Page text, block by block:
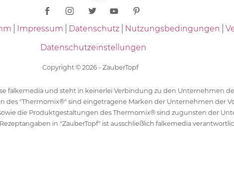
Impressum Datenschutz Nutzungsbedingungen
Datenschutzeinstellungen
Copyright © 2026 - ZauberTopf
falkemedia und steht in keinerlei Verbindung zu den Unternehmen
"Thermomix®" sind eingetragene Marken der Unternehmen der
die Produktgestaltungen des Thermomix® sind zugunsten der
in "ZauberTopf" ist ausschließlich falkemedia